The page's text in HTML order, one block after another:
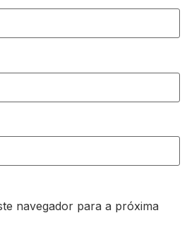
navegador para a próxima